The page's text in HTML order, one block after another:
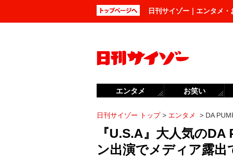
日刊サイゾー｜エンタメ
日刊サイゾー トップ> エンタメ > DA
『U.S.A』大人気の
ン出演でメディア露
エンタメ お笑い